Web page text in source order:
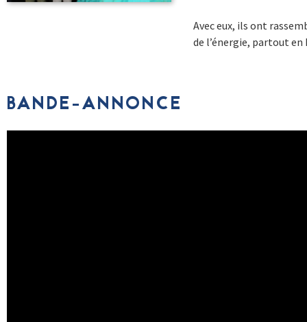
Avec eux, ils ont
de l’énergie, partout en
BANDE-ANNONCE